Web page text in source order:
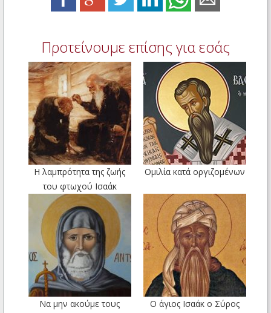
Προτείνουμε επίσης για εσάς
Η λαμπρότητα της ζωής
του φτωχού Ισαάκ
Ομιλία κατά οργιζομένων
Να μην ακούμε τους
Ο άγιος Ισαάκ ο Σύρος